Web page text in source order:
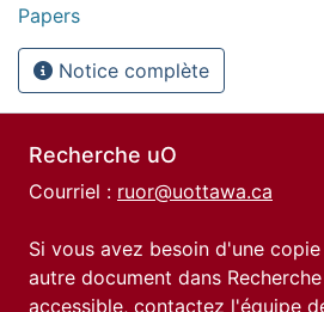
Papers
Notice complète
Recherche uO
Courriel : ruor@uottawa.ca
Si vous avez besoin d'une
autre document dans
accessible, contactez l'équipe